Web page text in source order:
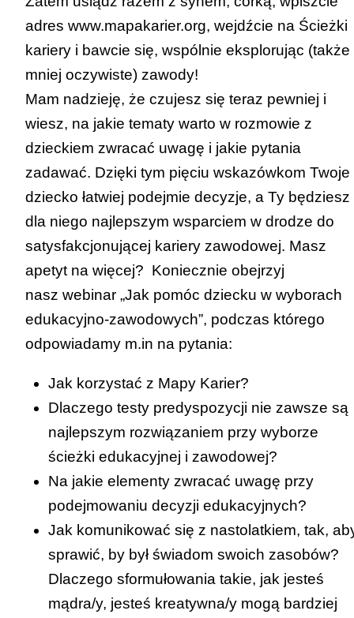
adres www.mapakarier.org, wejdźcie na Ścieżki
kariery i bawcie się, wspólnie eksplorując (także
mniej oczywiste) zawody!
Mam nadzieję, że czujesz się teraz pewniej i
wiesz, na jakie tematy warto w rozmowie z
dzieckiem zwracać uwagę i jakie pytania
zadawać. Dzięki tym pięciu wskazówkom Twoje
dziecko łatwiej podejmie decyzje, a Ty będziesz
dla niego najlepszym wsparciem w drodze do
satysfakcjonującej kariery zawodowej. Masz
apetyt na więcej? Koniecznie obejrzyj
nasz webinar „Jak pomóc dziecku w wyborach
edukacyjno-zawodowych”, podczas którego
odpowiadamy m.in na pytania:
Jak korzystać z Mapy Karier?
Dlaczego testy predyspozycji nie zawsze są
najlepszym rozwiązaniem przy wyborze
ścieżki edukacyjnej i zawodowej?
Na jakie elementy zwracać uwagę przy
podejmowaniu decyzji edukacyjnych?
Jak komunikować się z nastolatkiem, tak,
sprawić, by był świadom swoich zasobów?
Dlaczego sformułowania takie, jak jesteś
mądra/y, jesteś kreatywna/y mogą bardziej